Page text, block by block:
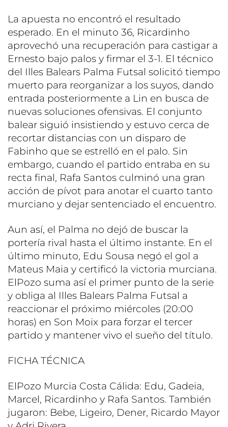
La apuesta no encontró el resultado
esperado. En el minuto 36, Ricardinho
aprovechó una recuperación para castigar a
Ernesto bajo palos y firmar el 3-1. El técnico
del Illes Balears Palma Futsal solicitó tiempo
muerto para reorganizar a los suyos, dando
entrada posteriormente a Lin en busca de
nuevas soluciones ofensivas. El conjunto
balear siguió insistiendo y estuvo cerca de
recortar distancias con un disparo de
Fabinho que se estrelló en el palo. Sin
embargo, cuando el partido entraba en su
recta final, Rafa Santos culminó una gran
acción de pívot para anotar el cuarto tanto
murciano y dejar sentenciado el encuentro.
Aun así, el Palma no dejó de buscar la
portería rival hasta el último instante. En el
último minuto, Edu Sousa negó el gol a
Mateus Maia y certificó la victoria murciana.
ElPozo suma así el primer punto de la serie
y obliga al Illes Balears Palma Futsal a
reaccionar el próximo miércoles (20:00
horas) en Son Moix para forzar el tercer
partido y mantener vivo el sueño del título.
FICHA TÉCNICA
ElPozo Murcia Costa Cálida: Edu, Gadeia,
Marcel, Ricardinho y Rafa Santos. También
jugaron: Bebe, Ligeiro, Dener, Ricardo Mayor